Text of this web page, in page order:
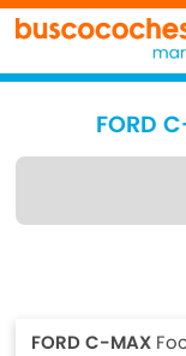
FORD
FORD C-MAX